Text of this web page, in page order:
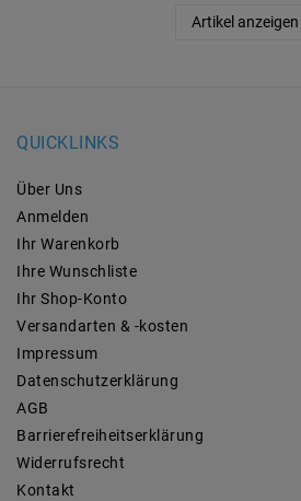
Artikel anzeigen
QUICKLINKS
Über Uns
Anmelden
Ihr Warenkorb
Ihre Wunschliste
Ihr Shop-Konto
Versandarten & -kosten
Impressum
Daten­schutz­erklärung
AGB
Barrierefreiheitserklärung
Widerrufs­recht
Kontakt